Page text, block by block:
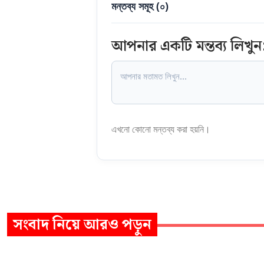
মন্তব্য সমূহ (০)
আপনার একটি মন্তব্য
এখনো কোনো মন্তব্য করা হয়নি।
সংবাদনিয়ে আরও পড়ুন